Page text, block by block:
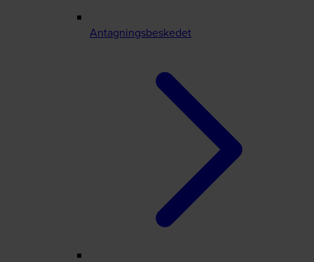
Antagningsbeskedet